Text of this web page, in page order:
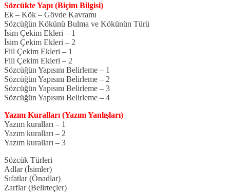
Sözcükte Yapı (Biçim Bilgisi)
Ek – Kök – Gövde Kavramı
Sözcüğün Kökünü Bulma ve Kökünün Türü
İsim Çekim Ekleri – 1
İsim Çekim Ekleri – 2
Fiil Çekim Ekleri – 1
Fiil Çekim Ekleri – 2
Sözcüğün Yapısını Belirleme – 1
Sözcüğün Yapısını Belirleme – 2
Sözcüğün Yapısını Belirleme – 3
Sözcüğün Yapısını Belirleme – 4
Yazım Kuralları (Yazım Yanlışları)
Yazım kuralları – 1
Yazım kuralları – 2
Yazım kuralları – 3
Sözcük Türleri
Adlar (İsimler)
Sıfatlar (Önadlar)
Zarflar (Belirteçler)